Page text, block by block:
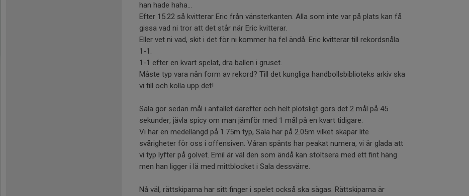
han hade haha…
Efter 15.22 så kvitterar Eric från vänsterkanten. Alla som inte var på plats kan få
gissa vad ni tror att det står när Eric kvitterar.
Eller vet ni vad, skit i det för ni kommer ha fel ändå. Eric kvitterar till rekordsnåla
1-1.
1-1 efter en kvart spelat, dra ballen i gruset.
Måste typ vara nån form av rekord? Till det kungliga handbollsbiblioteks arkiv ska
vi till och kolla upp det!
Sala gör sedan mål i anfallet därefter och helt plötsligt görs det 2 mål på 45
sekunder, jävla spicy om man jämför med 1 mål på en kvart tidigare.
Vi har en medellängd på 1.75m typ, Sala har på 2.05m vilket skapar lite
svårigheter för oss i offensiven. Våran spänts har peakat numera, vi är glada att
vi typ lyfter på golvet. Emil är väl den som ändå kan stoltsera med ett fint häng
men han ligger i lä med mittblocket i Sala dessvärre.
Nå väl, rättskiparna har sitt finger i spelet också ska sägas. Rättskiparna är